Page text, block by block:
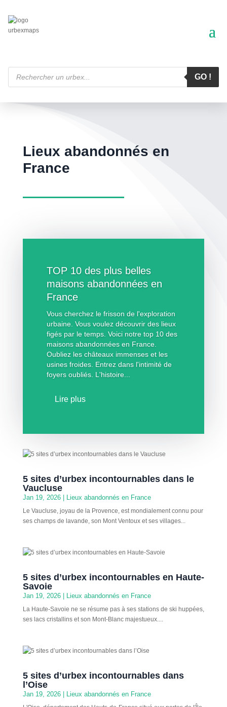
Recherche
produits
GO !
Lieux abandonnés en
France
TOP 10 des plus belles
maisons abandonnées en
France
Vous cherchez le frisson de l'exploration
urbaine. Vous voulez découvrir des lieux
figés par le temps. Voici notre top 10 des
maisons abandonnées en France.
Oubliez les châteaux immenses et les
usines froides. Entrez dans l'intimité de
foyers oubliés. L'histoire...
Lire plus
5 sites d’urbex incontournables dans le
Vaucluse
Jan 19, 2026| Lieux abandonnés en France
Le Vaucluse, joyau de la Provence, est mondialement connu pour
ses champs de lavande, son Mont Ventoux et ses villages...
5 sites d’urbex incontournables en Haute-
Savoie
Jan 19, 2026| Lieux abandonnés en France
La Haute-Savoie ne se résume pas à ses stations de ski huppées,
ses lacs cristallins et son Mont-Blanc majestueux....
5 sites d’urbex incontournables dans
l’Oise
Jan 19, 2026| Lieux abandonnés en France